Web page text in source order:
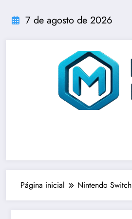
para
conteúdo
7 de agosto de 2026
Página inicial Nintendo Switch